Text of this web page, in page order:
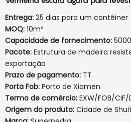
Entrega: 25 dias para um contêiner
MOQ: 10m²
Capacidade de fornecimento:
Pacote: Estrutura de madeira
exportação
Prazo de pagamento: TT
Porta Fob: Porto de Xiamen
Termo de comércio: EXW/FOB/CIF/
Origem do produto: Cidade de